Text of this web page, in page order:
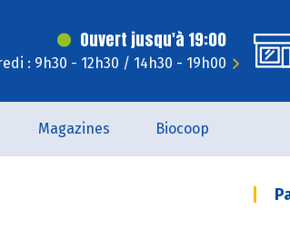
Ouvert jusqu'à 19:00
: 9h30 - 12h30 / 14h30 - 19h00
Magazines Biocoop